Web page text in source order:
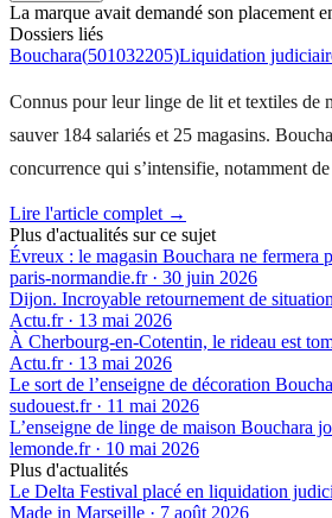
La marque avait demandé son placement
Dossiers liés
Bouchara(501032205)Liquidation
Connus pour leur linge de lit et textiles de
sauver 184 salariés et 25 magasins.
concurrence qui s’intensifie, notamment
Lire l'article complet →
Plus d'actualités sur ce sujet
Évreux : le magasin Bouchara ne fermera
paris-normandie.fr· 30 juin 2026
Dijon. Incroyable retournement de
Actu.fr· 13 mai 2026
À Cherbourg-en-Cotentin, le rideau est
Actu.fr· 13 mai 2026
Le sort de l’enseigne de décoration
sudouest.fr· 11 mai 2026
L’enseigne de linge de maison Bouchara
lemonde.fr· 10 mai 2026
Plus d'actualités
Le Delta Festival placé en liquidation
Made in Marseille · 7 août 2026